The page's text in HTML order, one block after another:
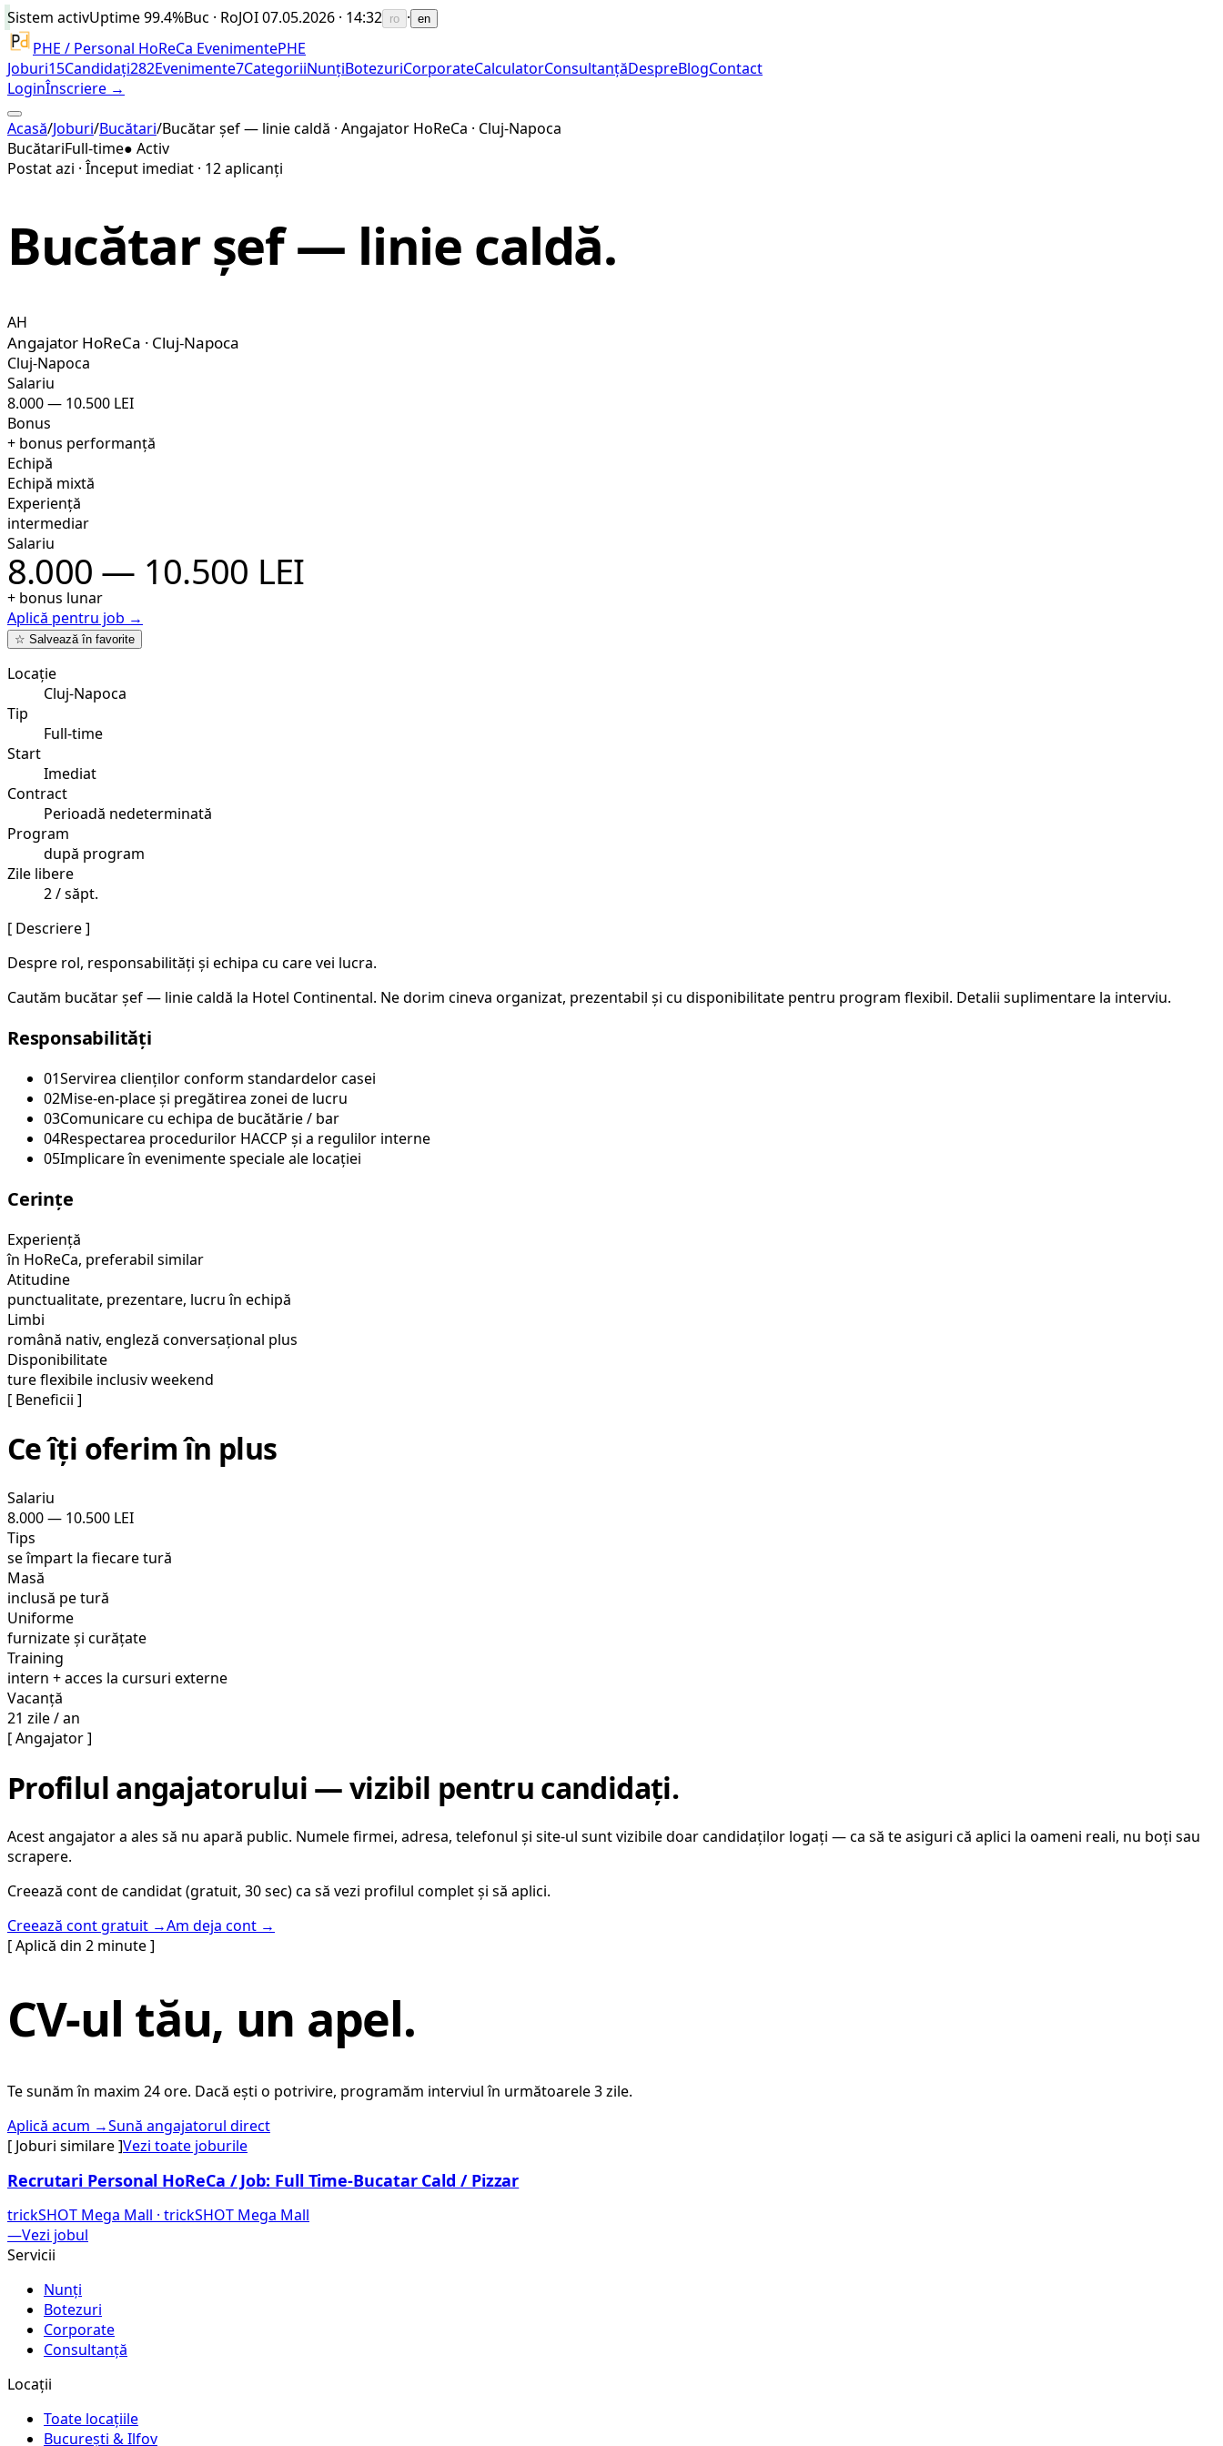
Sistem activUptime99.4%Buc · RoJOI 07.05.2026 · 14:32 ro · en
PHE / Personal HoReCa EvenimentePHE
Joburi15Candidați282Evenimente7CategoriiNunțiBotezuriCorporateCalculatorConsultanțăDespreBlogContact
LoginÎnscriere →
Acasă/Joburi/Bucătari/Bucătar șef — linie caldă · Angajator HoReCa · Cluj-Napoca
BucătariFull-time● Activ
Postat azi · Început imediat · 12aplicanți
Bucătar șef — linie caldă.
AH
Angajator HoReCa · Cluj-Napoca
Cluj-Napoca
Salariu
8.000 — 10.500 LEI
Bonus
+ bonus performanță
Echipă
Echipă mixtă
Experiență
intermediar
Salariu
8.000 — 10.500 LEI
+ bonus lunar
Aplică pentru job →
☆ Salvează în favorite
Locație
Cluj-Napoca
Tip
Full-time
Start
Imediat
Contract
Perioadă nedeterminată
Program
după program
Zile libere
2 / săpt.
[ Descriere ]
Despre rol, responsabilități și echipa cu care vei lucra.
Cautăm bucătar șef — linie caldă la Hotel Continental. Ne dorim cineva organizat, prezentabil și cu disponibilitate pentru program flexibil. Detalii suplimentare la interviu.
Responsabilități
01Servirea clienților conform standardelor casei
02Mise-en-place și pregătirea zonei de lucru
03Comunicare cu echipa de bucătărie / bar
04Respectarea procedurilor HACCP și a regulilor interne
05Implicare în evenimente speciale ale locației
Cerințe
Experiență
în HoReCa, preferabil similar
Atitudine
punctualitate, prezentare, lucru în echipă
Limbi
română nativ, engleză conversațional plus
Disponibilitate
ture flexibile inclusiv weekend
[ Beneficii ]
Ce îți oferim în plus
Salariu
8.000 — 10.500 LEI
Tips
se împart la fiecare tură
Masă
inclusă pe tură
Uniforme
furnizate și curățate
Training
intern + acces la cursuri externe
Vacanță
21 zile / an
[ Angajator ]
Profilul angajatorului — vizibil pentru candidați.
Acest angajator a ales să nu apară public. Numele firmei, adresa, telefonul și site-ul sunt vizibile doar candidaților logați — ca să te asiguri că aplici la oameni reali, nu boți sau
scrapere.
Creează cont de candidat (gratuit, 30 sec) ca să vezi profilul complet și să aplici.
Creează cont gratuit →Am deja cont →
[ Aplică din 2 minute ]
CV-ul tău, un apel.
Te sunăm în maxim 24 ore. Dacă ești o potrivire, programăm interviul în următoarele 3 zile.
Aplică acum →Sună angajatorul direct
[ Joburi similare ]Vezi toate joburile
Recrutari Personal HoReCa / Job: Full Time-Bucatar Cald / Pizzar
trickSHOT Mega Mall · trickSHOT Mega Mall
—Vezi jobul
Servicii
Nunți
Botezuri
Corporate
Consultanță
Locații
Toate locațiile
București & Ilfov